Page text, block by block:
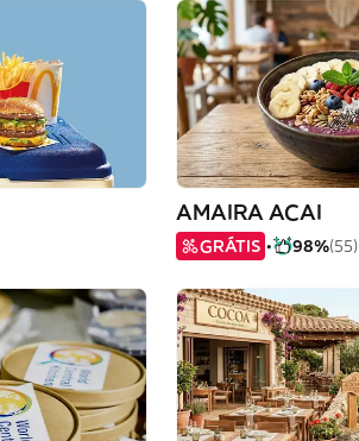
AMAIRA ACAI
GRÁTIS 98%(55)